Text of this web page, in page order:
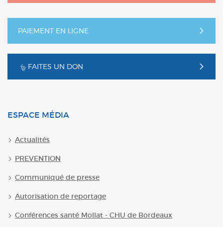
PAIEMENT EN LIGNE
FAITES UN DON
ESPACE MÉDIA
Actualités
PREVENTION
Communiqué de presse
Autorisation de reportage
Conférences santé Mollat - CHU de Bordeaux